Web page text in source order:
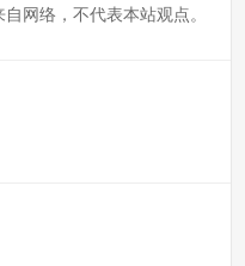
网络，不代表本站观点。